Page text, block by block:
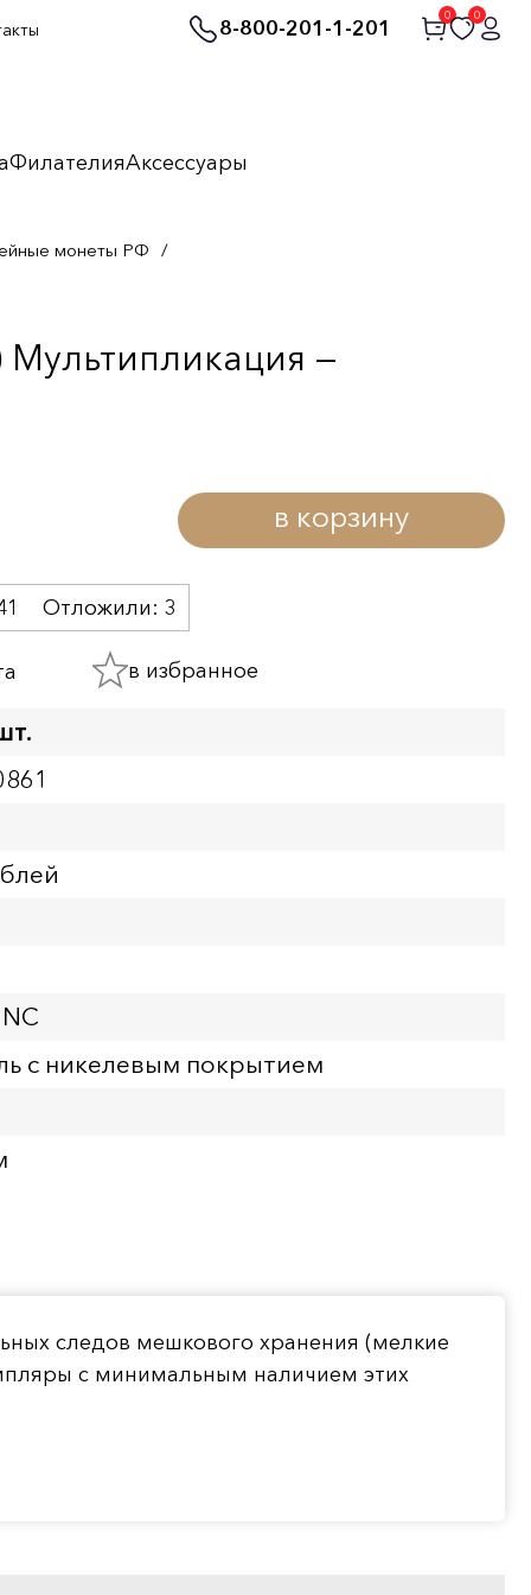
8-800-201-1-201
0 0
ФилателияАксессуары
монеты РФ /
—
в корзину
Отложили: 3
в избранное
с никелевым покрытием
следов мешкового хранения (мелкие
с минимальным наличием этих